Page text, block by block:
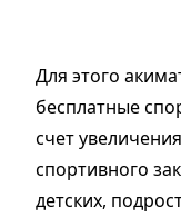
Для этого
бесплатные
счет
спортивного
детских,